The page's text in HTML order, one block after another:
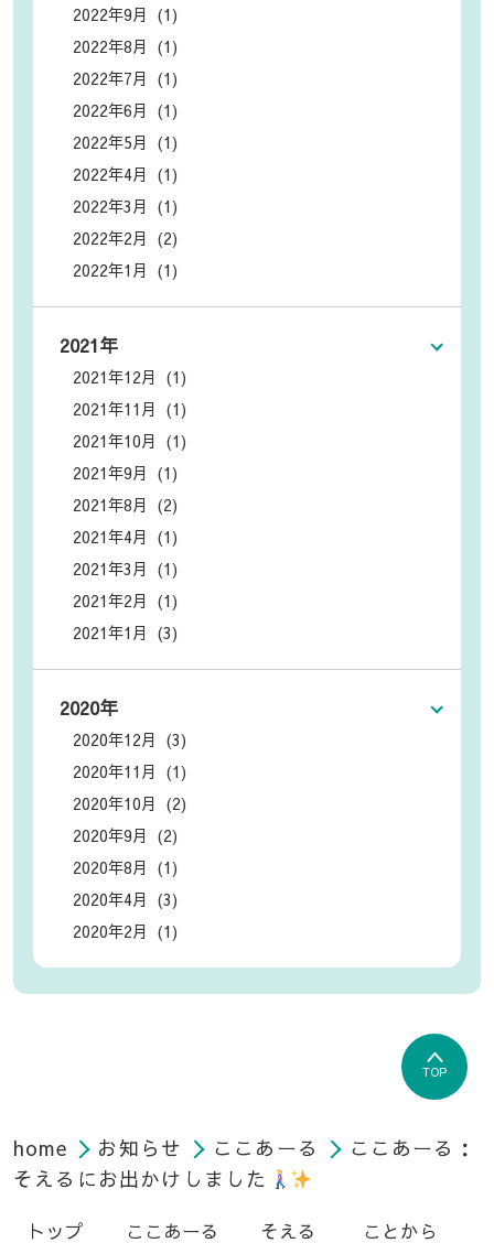
2022年9月 (1)
2022年8月 (1)
2022年7月 (1)
2022年6月 (1)
2022年5月 (1)
2022年4月 (1)
2022年3月 (1)
2022年2月 (2)
2022年1月 (1)
2021年
2021年12月 (1)
2021年11月 (1)
2021年10月 (1)
2021年9月 (1)
2021年8月 (2)
2021年4月 (1)
2021年3月 (1)
2021年2月 (1)
2021年1月 (3)
2020年
2020年12月 (3)
2020年11月 (1)
2020年10月 (2)
2020年9月 (2)
2020年8月 (1)
2020年4月 (3)
2020年2月 (1)
TOP
home お知らせ ここあーる
ここあーる：
そえるにお出かけしました
トップ ここあーる そえる ことから